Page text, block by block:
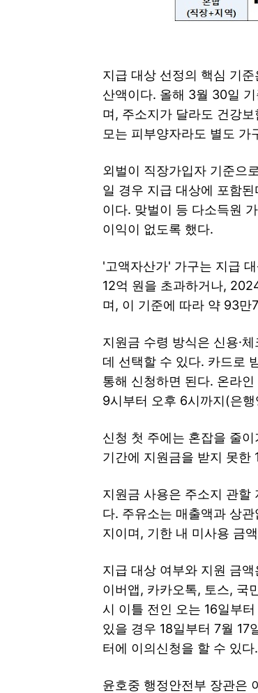
지급 대상 선정의 핵심 기
산액이다. 올해 3월 30일
며, 주소지가 달라도 건강
모는 피부양자라도 별도 가
외벌이 직장가입자 기준으
일 경우 지급 대상에 포함
이다. 맞벌이 등 다소득원
이익이 없도록 했다.
'고액자산가' 가구는 지급
12억 원을 초과하거나,
며, 이 기준에 따라 약 93만
지원금 수령 방식은 신용·
데 선택할 수 있다. 카드로
통해 신청하면 된다. 온라
9시부터 오후 6시까지(은
신청 첫 주에는 혼잡을 줄
기간에 지원금을 받지 못한
지원금 사용은 주소지 관할
다. 주유소는 매출액과 상
지이며, 기한 내 미사용 금
지급 대상 여부와 지원 금
이버앱, 카카오톡, 토스, 국
시 이틀 전인 오는 16일부
있을 경우 18일부터 7월
터에 이의신청을 할 수 있다.
윤호중 행정안전부 장관은